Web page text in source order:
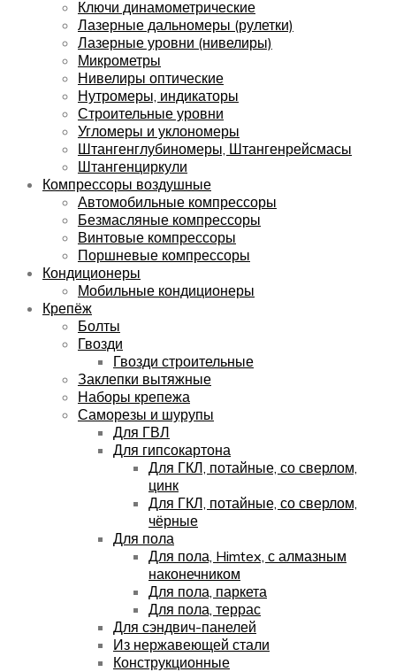
Ключи динамометрические
Лазерные дальномеры (рулетки)
Лазерные уровни (нивелиры)
Микрометры
Нивелиры оптические
Нутромеры, индикаторы
Строительные уровни
Угломеры и уклономеры
Штангенглубиномеры, Штангенрейсмасы
Штангенциркули
Компрессоры воздушные
Автомобильные компрессоры
Безмасляные компрессоры
Винтовые компрессоры
Поршневые компрессоры
Кондиционеры
Мобильные кондиционеры
Крепёж
Болты
Гвозди
Гвозди строительные
Заклепки вытяжные
Наборы крепежа
Саморезы и шурупы
Для ГВЛ
Для гипсокартона
Для ГКЛ, потайные, со сверлом,
цинк
Для ГКЛ, потайные, со сверлом,
чёрные
Для пола
Для пола, Himtex, с алмазным
наконечником
Для пола, паркета
Для пола, террас
Для сэндвич-панелей
Из нержавеющей стали
Конструкционные